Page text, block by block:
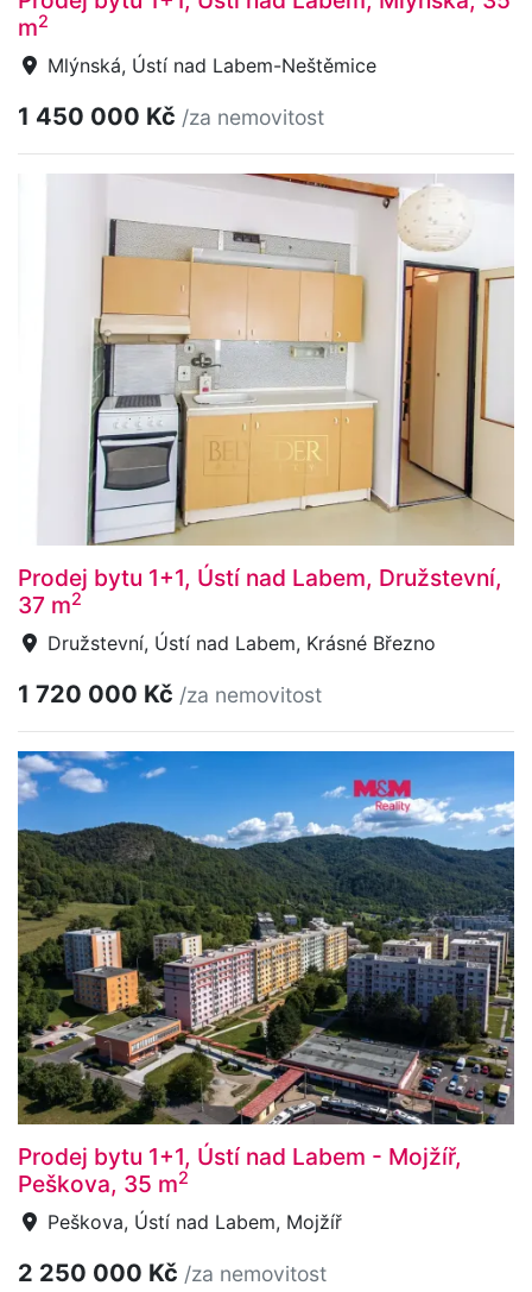
m2
Mlýnská, Ústí nad Labem-Neštěmice
1 450 000 Kč /za nemovitost
Prodej bytu 1+1, Ústí nad Labem, Družstevní,
37 m2
Družstevní, Ústí nad Labem, Krásné Březno
1 720 000 Kč /za nemovitost
Prodej bytu 1+1, Ústí nad Labem - Mojžíř,
Peškova, 35 m2
Peškova, Ústí nad Labem, Mojžíř
2 250 000 Kč /za nemovitost